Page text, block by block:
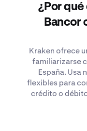
¿Por
Bancor
Kraken ofrece
familiarizarse
España. Usa
flexibles para
crédito o